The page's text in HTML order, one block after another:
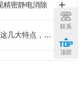
精密静电消除
解锁小型旋转式手动绞盘的核心优势！这几大特点，让操作更省心
联系
顶部